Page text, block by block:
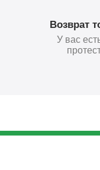
Возврат
У вас